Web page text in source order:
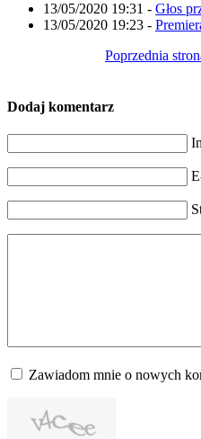
13/05/2020 19:31 - Głos
13/05/2020 19:23 -
Poprzednia
Dodaj komentarz
Zawiadom mnie o nowych